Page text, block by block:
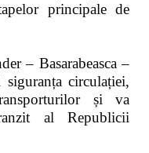
principale de
– Basarabeasca –
circulației,
și va
al Republicii